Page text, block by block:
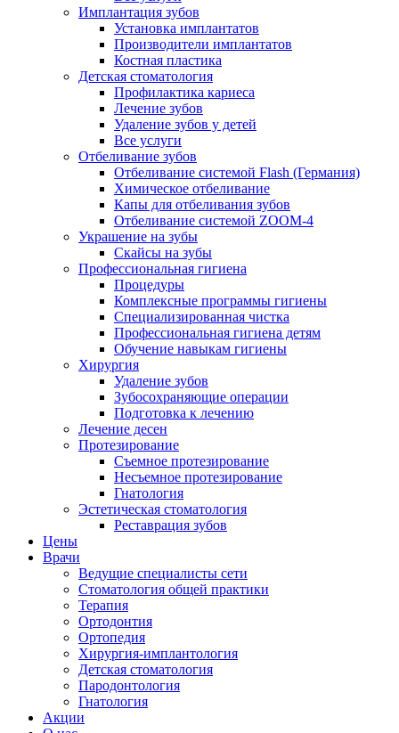
Имплантация зубов
Установка имплантатов
Производители имплантатов
Костная пластика
Детская стоматология
Профилактика кариеса
Лечение зубов
Удаление зубов у детей
Все услуги
Отбеливание зубов
Отбеливание системой Flash (Германия)
Химическое отбеливание
Капы для отбеливания зубов
Отбеливание системой ZOOM-4
Украшение на зубы
Скайсы на зубы
Профессиональная гигиена
Процедуры
Комплексные программы гигиены
Специализированная чистка
Профессиональная гигиена детям
Обучение навыкам гигиены
Хирургия
Удаление зубов
Зубосохраняющие операции
Подготовка к лечению
Лечение десен
Протезирование
Съемное протезирование
Несъемное протезирование
Гнатология
Эстетическая стоматология
Реставрация зубов
Цены
Врачи
Ведущие специалисты сети
Стоматология общей практики
Терапия
Ортодонтия
Ортопедия
Хирургия-имплантология
Детская стоматология
Пародонтология
Гнатология
Акции